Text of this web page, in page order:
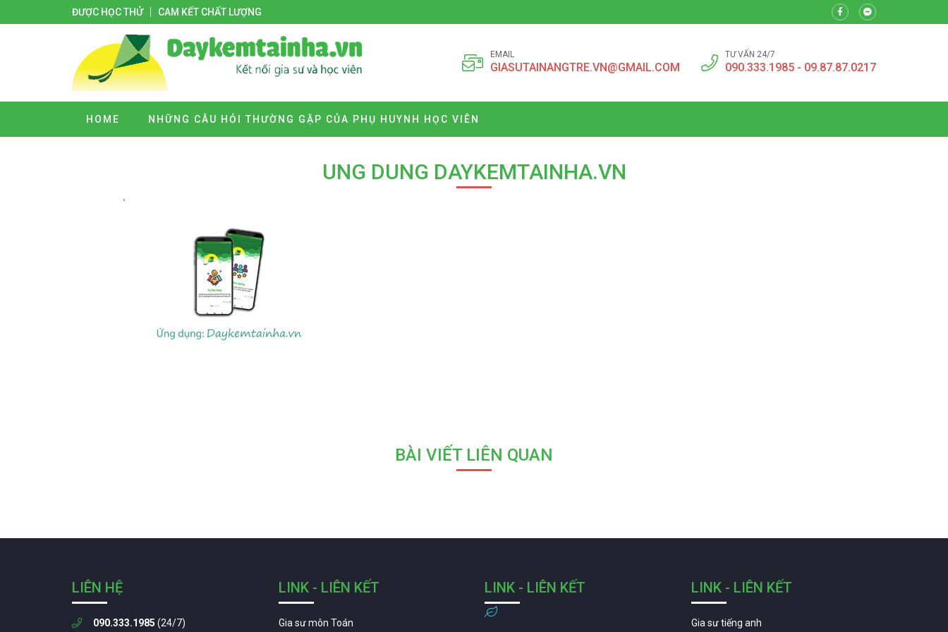
ĐƯỢC HỌC THỬ CAM KẾT CHẤT LƯỢNG
EMAIL
GIASUTAINANGTRE.VN@GMAIL.COM
TƯ VẤN 24/7
090.333.1985 - 09.87.87.0217
HOME NHỮNG CÂU HỎI THƯỜNG GẶP CỦA PHỤ HUYNH HỌC VIÊN
UNG DUNG DAYKEMTAINHA.VN
BÀI VIẾT LIÊN QUAN
LIÊN HỆ
090.333.1985 (24/7)
LINK - LIÊN KẾT
Gia sư môn Toán
LINK - LIÊN KẾT LINK - LIÊN KẾT
Gia sư tiếng anh